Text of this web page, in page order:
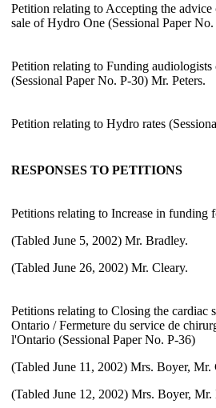
Petition relating to Accepting the
sale of Hydro One (Sessional Paper
Petition relating to Funding
(Sessional Paper No. P-30) Mr. Peters.
Petition relating to Hydro rates
RESPONSES TO PETITIONS
Petitions relating to Increase in funding
(Tabled June 5, 2002) Mr. Bradley.
(Tabled June 26, 2002) Mr. Cleary.
Petitions relating to Closing the cardiac
Ontario / Fermeture du service de
l'Ontario (Sessional Paper No. P-36)
(Tabled June 11, 2002) Mrs. Boyer,
(Tabled June 12, 2002) Mrs. Boyer,